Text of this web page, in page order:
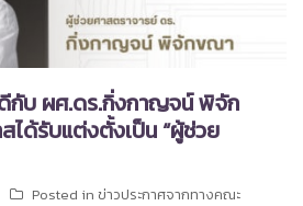
กับ ผศ.ดร.กิ่งกาญจน์ พิจัก
ได้รับแต่งตั้งเป็น “ผู้ช่วย
Posted in ข่าวประกาศจากทางคณะ